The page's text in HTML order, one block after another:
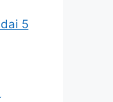
5